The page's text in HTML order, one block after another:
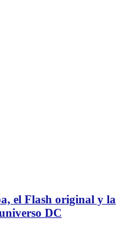
el Flash original y la
DC